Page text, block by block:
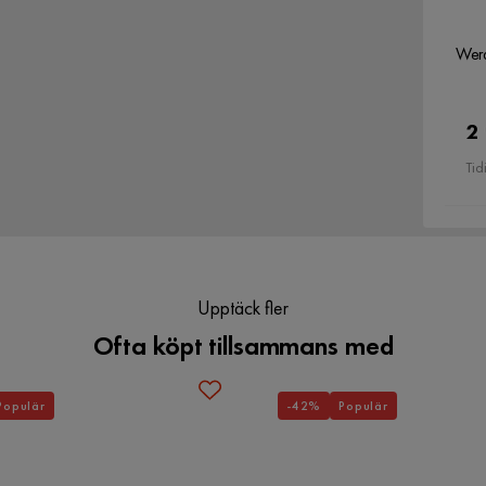
2
Upptäck fler
Ofta köpt tillsammans med
-42% Populär